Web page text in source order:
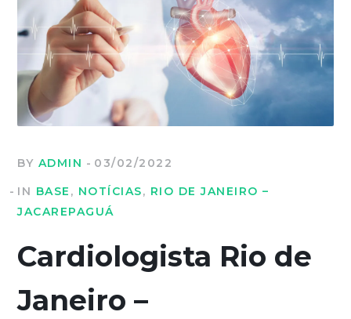
BY ADMIN
03/02/2022
IN BASE , NOTÍCIAS, RIO DE JANEIRO –
JACAREPAGUÁ
Cardiologista Rio de
Janeiro –